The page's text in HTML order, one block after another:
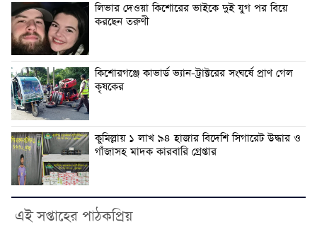
লিভার দেওয়া কিশোরের ভাইকে দুই যুগ পর বিয়ে
করছেন তরুণী
কিশোরগঞ্জে কাভার্ড ভ্যান-ট্রাক্টরের সংঘর্ষে প্রাণ গেল
কৃষকের
কুমিল্লায় ১ লাখ ৯৪ হাজার বিদেশি সিগারেট উদ্ধার ও
গাঁজাসহ মাদক কারবারি গ্রেপ্তার
এই সপ্তাহের পাঠকপ্রিয়